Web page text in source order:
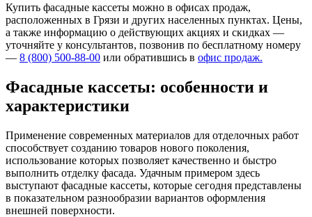
Купить фасадные кассеты можно в офисах продаж,
расположенных в Грязи и других населенных пунктах. Цены,
а также информацию о действующих акциях и скидках —
уточняйте у консультантов, позвонив по бесплатному номеру
— 8 (800) 500-88-00 или обратившись в офис продаж.
Фасадные кассеты: особенности и
характеристики
Применение современных материалов для отделочных работ
способствует созданию товаров нового поколения,
использование которых позволяет качественно и быстро
выполнить отделку фасада. Удачным примером здесь
выступают фасадные кассеты, которые сегодня представлены
в показательном разнообразии вариантов оформления
внешней поверхности.